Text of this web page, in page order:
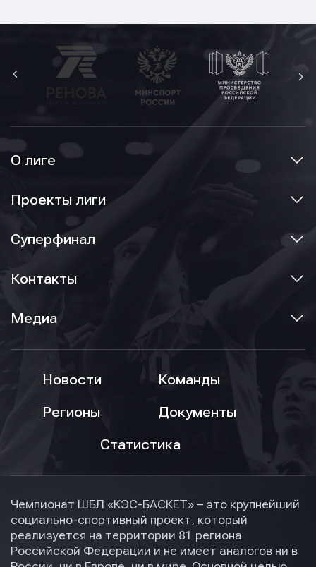
О лиге
Проекты лиги
Суперфинал
Контакты
Медиа
Новости
Команды
Регионы
Документы
Статистика
Чемпионат ШБЛ «КЭС-БАСКЕТ» – это крупнейший
социально-спортивный проект, который
реализуется на территории 81 региона
Российской Федерации и не имеет аналогов ни в